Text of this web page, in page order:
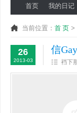
首页 我的日记
当前位置： 首 页 >
26
2013-03
信
裆下